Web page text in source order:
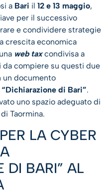
a Bari il 12 e 13 maggio,
per il successivo
e condividere strategie
crescita economica
web taxcondivisa a
da compiere su questi due
un documento
“Dichiarazione di Bari”.
uno spazio adeguato di
Taormina.
LA CYBER
DI BARI” AL